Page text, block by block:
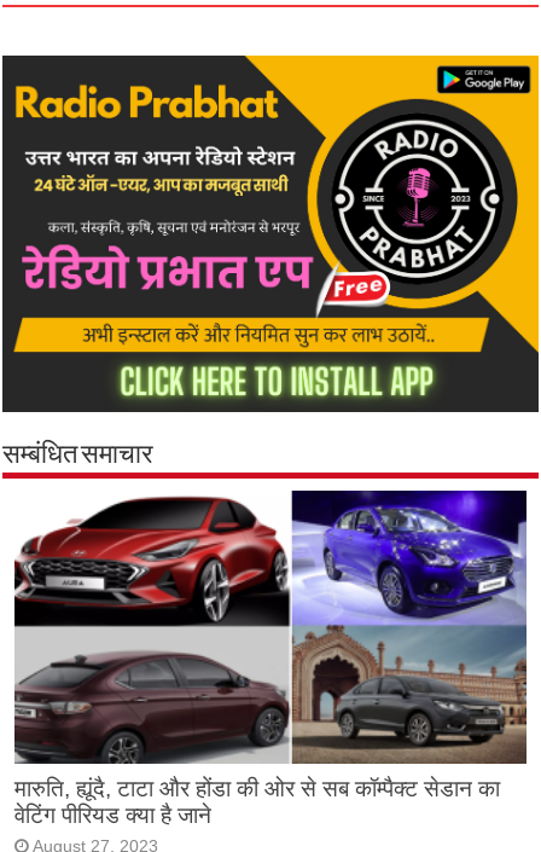
सम्बंधित समाचार
मारुति, ह्यूंदै, टाटा और होंडा की ओर से सब कॉम्पैक्ट सेडान का
वेटिंग पीरियड क्या है जाने
August 27, 2023